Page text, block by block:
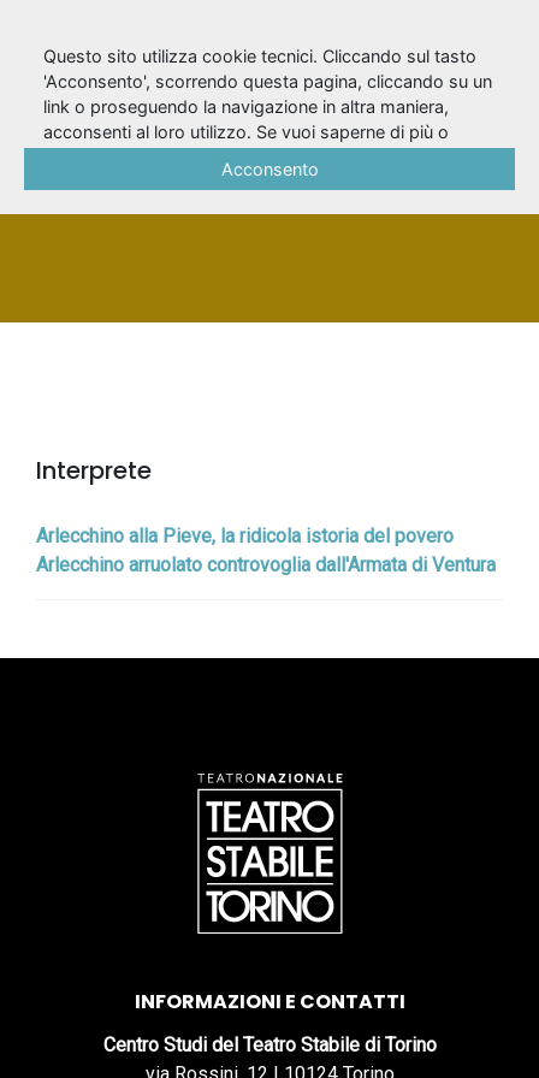
Colla, Gilberto
PERSONA
Interprete
Arlecchino alla Pieve, la ridicola istoria del povero
Arlecchino arruolato controvoglia dall'Armata di Ventura
INFORMAZIONI E CONTATTI
Centro Studi del Teatro Stabile di Torino
Questo sito utilizza cookie tecnici. Cliccando sul tasto
'Acconsento', scorrendo questa pagina, cliccando su un
link o proseguendo la navigazione in altra maniera,
acconsenti al loro utilizzo. Se vuoi saperne di più o
Acconsento